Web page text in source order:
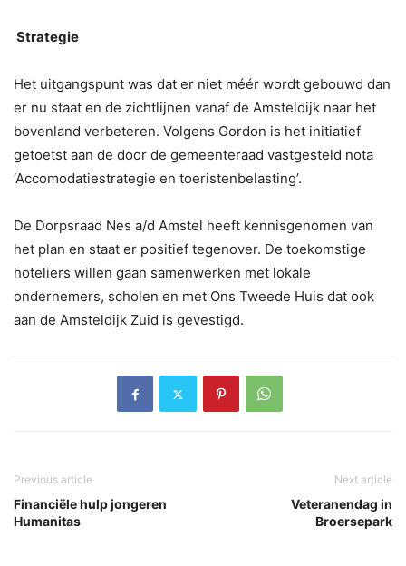
Strategie
Het uitgangspunt was dat er niet méér wordt gebouwd dan
er nu staat en de zichtlijnen vanaf de Amsteldijk naar het
bovenland verbeteren. Volgens Gordon is het initiatief
getoetst aan de door de gemeenteraad vastgesteld nota
‘Accomodatiestrategie en toeristenbelasting’.
De Dorpsraad Nes a/d Amstel heeft kennisgenomen van
het plan en staat er positief tegenover. De toekomstige
hoteliers willen gaan samenwerken met lokale
ondernemers, scholen en met Ons Tweede Huis dat ook
aan de Amsteldijk Zuid is gevestigd.
Previous article
Financiële hulp jongeren
Humanitas
Next article
Veteranendag in
Broersepark